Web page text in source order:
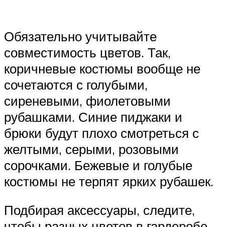
Обязательно учитывайте
совместимость цветов. Так,
коричневые костюмы вообще не
сочетаются с голубыми,
сиреневыми, фиолетовыми
рубашками. Синие пиджаки и
брюки будут плохо смотреться с
желтыми, серыми, розовыми
сорочками. Бежевые и голубые
костюмы не терпят ярких рубашек.
Подбирая аксессуары, следите,